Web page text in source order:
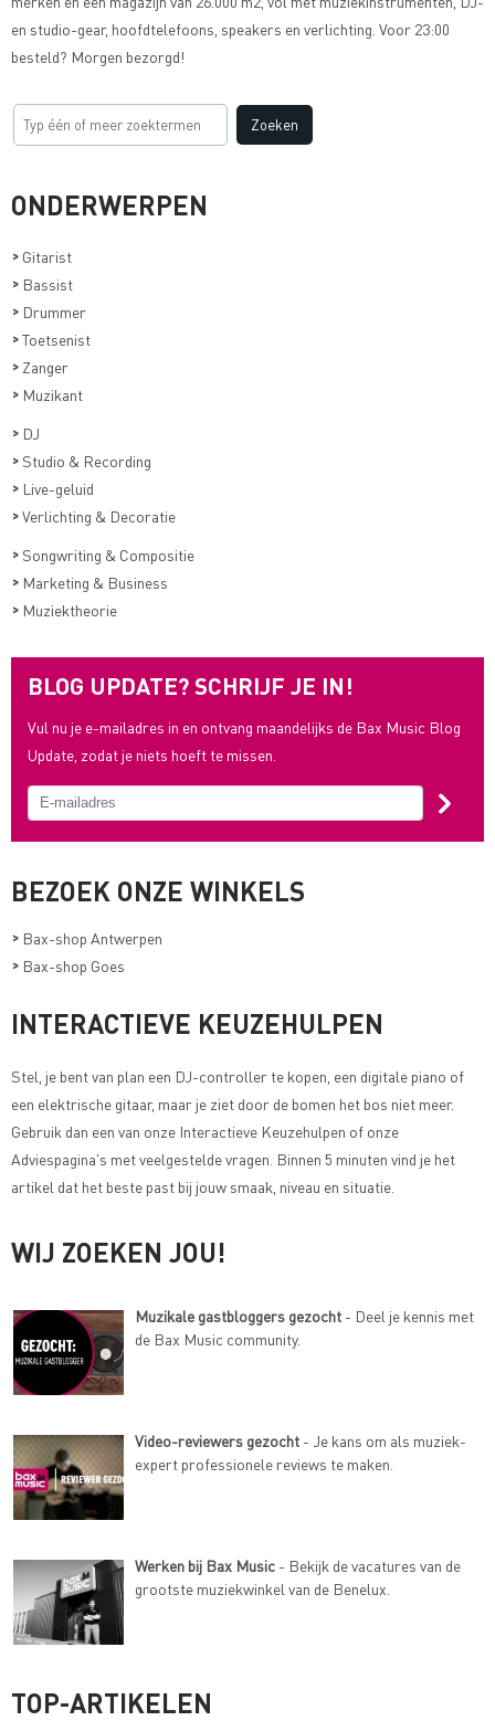
en studio-gear, hoofdtelefoons, speakers en verlichting. Voor 23:00
besteld? Morgen bezorgd!
ONDERWERPEN
> Gitarist
> Bassist
> Drummer
>Toetsenist
> Zanger
> Muzikant
> DJ
> Studio & Recording
> Live-geluid
>Verlichting & Decoratie
> Songwriting & Compositie
> Marketing & Business
> Muziektheorie
BLOG UPDATE? SCHRIJF JE IN!
Vul nu je e-mailadres in en ontvang maandelijks de Bax Music Blog
Update, zodat je niets hoeft te missen.
BEZOEK ONZE WINKELS
> Bax-shop Antwerpen
> Bax-shop Goes
INTERACTIEVE KEUZEHULPEN
Stel, je bent van plan een DJ-controller te kopen, een digitale piano of
een elektrische gitaar, maar je ziet door de bomen het bos niet meer.
Gebruik dan een van onze Interactieve Keuzehulpen of onze
Adviespagina's met veelgestelde vragen . Binnen 5 minuten vind je het
artikel dat het beste past bij jouw smaak, niveau en situatie.
WIJ ZOEKEN JOU!
Muzikale gastbloggers gezocht - Deel je kennis met
de Bax Music community.
Video-reviewers gezocht - Je kans om als muziek-
expert professionele reviews te maken.
Werken bij Bax Music - Bekijk de vacatures van de
grootste muziekwinkel van de Benelux.
TOP-ARTIKELEN